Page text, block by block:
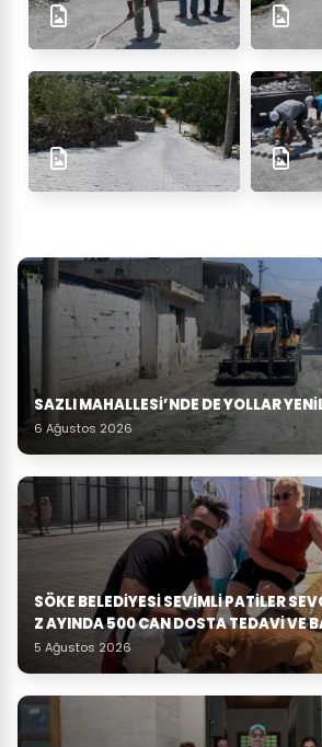
SAZLI MAHALLESİ’NDE DE YOLLAR
6 Ağustos 2026
SÖKE BELEDIYESI SEVIMLI PATILER
Z AYINDA 500 CAN DOSTA TEDAVI VE
5 Ağustos 2026